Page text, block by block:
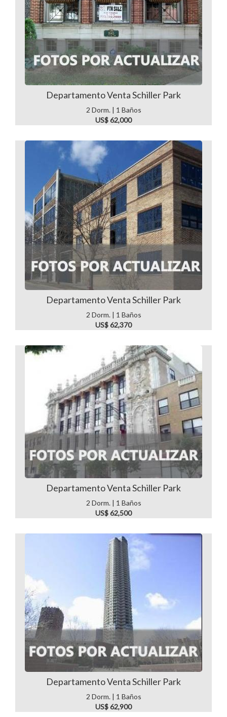
Departamento Venta Schiller Park
2 Dorm. | 1 Baños
US$ 62,000
Departamento Venta Schiller Park
2 Dorm. | 1 Baños
US$ 62,370
Departamento Venta Schiller Park
2 Dorm. | 1 Baños
US$ 62,500
Departamento Venta Schiller Park
2 Dorm. | 1 Baños
US$ 62,900